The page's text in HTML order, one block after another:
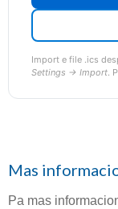
Import e file .ics
Settings → Import.
Mas
Pa mas